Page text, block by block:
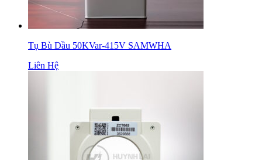
Tụ Bù Dầu 50KVar-415V SAMWHA
Liên Hệ